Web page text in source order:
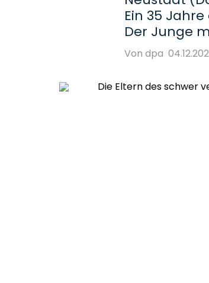
Ein 35
Der Junge
Von dpa